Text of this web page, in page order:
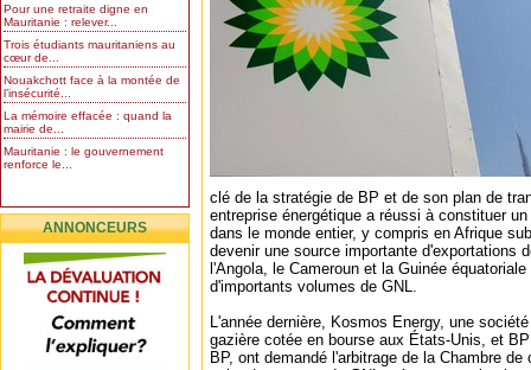
Pour une retraite digne en
Mauritanie : relever...
Trois étudiants mauritaniens au
cœur de...
Nouakchott face à la montée de
l’insécurité...
La mémoire effacée : quand la
mairie de...
Mauritanie : le gouvernement
renforce le...
ANNONCEURS
clé de la stratégie de BP et de son plan de
entreprise énergétique a réussi à constituer
dans le monde entier, y compris en Afrique
devenir une source importante d'exportations
l'Angola, le Cameroun et la Guinée
d'importants volumes de GNL.
L'année dernière, Kosmos Energy, une
gazière cotée en bourse aux États-Unis, et
BP, ont demandé l'arbitrage de la Chambre